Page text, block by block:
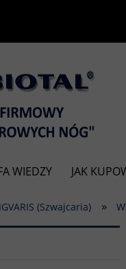
WIEDZY JAK
(Szwajcaria) »